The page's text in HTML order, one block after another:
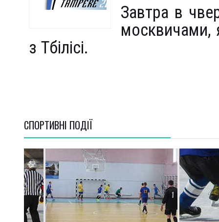
Завтра в
москвичами,
з Тбілісі.
СПОРТИВНI ПОДІЇ